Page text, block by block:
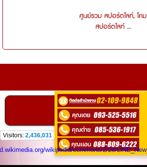
ศูนย์รวม สปอร์ตไลท์, โคม
สปอร์ตไลท์ ...
ติดต่อ0935255516
คลิกเพื่อโทร
Visitors: 2,436,031
ติดต่อสอบถามได้ที่